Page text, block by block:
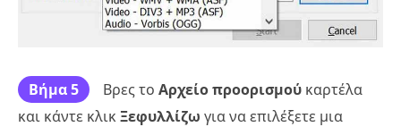
Βήμα 5 Βρες το Αρχείο προορισμού καρτέλα
και κάντε κλικ Ξεφυλλίζω για να επιλέξετε μια